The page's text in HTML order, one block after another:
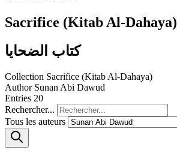
Sacrifice (Kitab Al-Dahaya)
كتاب الضحايا
Collection Sacrifice (Kitab Al-Dahaya)
Author Sunan Abi Dawud
Entries 20
Rechercher...
Tous les auteurs